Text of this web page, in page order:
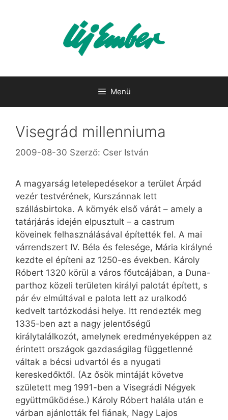
Menü
Visegrád millenniuma
2009-08-30 Szerző: Cser István
A magyarság letelepedésekor a terület Árpád
vezér testvérének, Kurszánnak lett
szállásbirtoka. A környék első várát – amely a
tatárjárás idején elpusztult – a castrum
köveinek felhasználásával építették fel. A mai
várrendszert IV. Béla és felesége, Mária királyné
kezdte el építeni az 1250-es években. Károly
Róbert 1320 körül a város főutcájában, a Duna-
parthoz közeli területen királyi palotát épített, s
pár év elmúltával e palota lett az uralkodó
kedvelt tartózkodási helye. Itt rendezték meg
1335-ben azt a nagy jelentőségű
királytalálkozót, amelynek eredményeképpen az
érintett országok gazdaságilag függetlenné
váltak a bécsi udvartól és a nyugati
kereskedőktől. (Az ősök mintáját követve
született meg 1991-ben a Visegrádi Négyek
együttműködése.) Károly Róbert halála után e
várban ajánlották fel fiának, Nagy Lajos